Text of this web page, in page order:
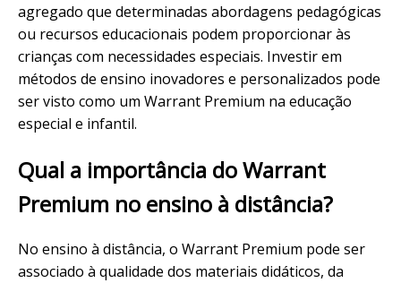
agregado que determinadas abordagens pedagógicas
ou recursos educacionais podem proporcionar às
crianças com necessidades especiais. Investir em
métodos de ensino inovadores e personalizados pode
ser visto como um Warrant Premium na educação
especial e infantil.
Qual a importância do Warrant
Premium no ensino à distância?
No ensino à distância, o Warrant Premium pode ser
associado à qualidade dos materiais didáticos, da